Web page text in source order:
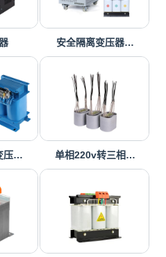
安全隔离变压器…
压… 单相220v转三相…